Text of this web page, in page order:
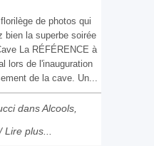
de photos qui
bien la superbe soirée
La RÉFÉRENCE à
lors de l'inauguration
de la cave. Un...
dansAlcools
/Lire plus...